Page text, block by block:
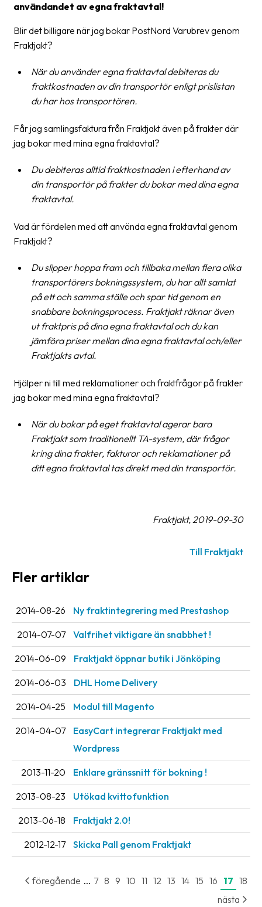
användandet av egna fraktavtal!
Blir det billigare när jag bokar PostNord Varubrev genom
Fraktjakt?
När du använder egna fraktavtal debiteras du
fraktkostnaden av din transportör enligt prislistan
du har hos transportören.
Får jag samlingsfaktura från Fraktjakt även på frakter där
jag bokar med mina egna fraktavtal?
Du debiteras alltid fraktkostnaden i efterhand av
din transportör på frakter du bokar med dina egna
fraktavtal.
Vad är fördelen med att använda egna fraktavtal genom
Fraktjakt?
Du slipper hoppa fram och tillbaka mellan flera olika
transportörers bokningssystem, du har allt samlat
på ett och samma ställe och spar tid genom en
snabbare bokningsprocess. Fraktjakt räknar även
ut fraktpris på dina egna fraktavtal och du kan
jämföra priser mellan dina egna fraktavtal och/eller
Fraktjakts avtal.
Hjälper ni till med reklamationer och fraktfrågor på frakter
jag bokar med mina egna fraktavtal?
När du bokar på eget fraktavtal agerar bara
Fraktjakt som traditionellt TA-system, där frågor
kring dina frakter, fakturor och reklamationer på
ditt egna fraktavtal tas direkt med din transportör.
Fraktjakt, 2019-09-30
Till Fraktjakt
Fler artiklar
2014-08-26 Ny fraktintegrering med Prestashop
2014-07-07 Valfrihet viktigare än snabbhet !
2014-06-09 Fraktjakt öppnar butik i Jönköping
2014-06-03 DHL Home Delivery
2014-04-25 Modul till Magento
2014-04-07
EasyCart integrerar Fraktjakt med
Wordpress
2013-11-20 Enklare gränssnitt för bokning !
2013-08-23 Utökad kvittofunktion
2013-06-18 Fraktjakt 2.0!
2012-12-17 Skicka Pall genom Fraktjakt
föregående ... 7 8 9 10 11 12 13 14 15 16 17 18
nästa